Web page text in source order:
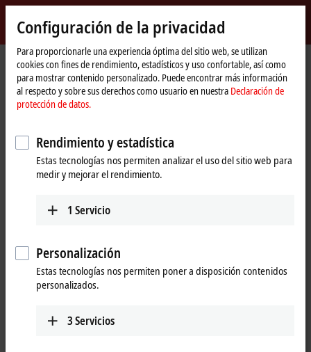
Beckhoff
-
New
Automation
Technology
myBeckhoff
Página
de
inicio
Products Automation
TwinCAT
TFxxxx | TwinCAT 3 Functions
TF3xxx | TwinCAT 3 Measurement
Tabular product overview
TwinCAT is not just automation software, it is also measurement
support machine commissioning, machine monitoring, the
documentation of processes and the presentation of measurement
and analysis results.
Explore products from charting tools to machine learning.
Configuración de la privacidad
Para proporcionarle una experiencia óptima del sitio web, se utilizan
cookies con fines de rendimiento, estadísticos y uso confortable, así como
para mostrar contenido personalizado. Puede encontrar más información
al respecto y sobre sus derechos como usuario en nuestra Declaración de
protección de datos.
Rendimiento y estadística
Estas tecnologías nos permiten analizar el uso del sitio web para
medir y mejorar el rendimiento.
1 Servicio
Personalización
Estas tecnologías nos permiten poner a disposición contenidos
personalizados.
3Servicios